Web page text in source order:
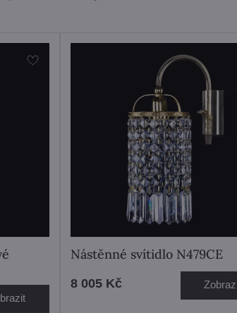
Nástěnné svítidlo N479CE
8 005 Kč